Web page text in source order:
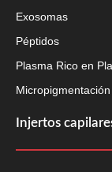
Exosomas
Péptidos
Plasma Rico en
Micropigmentación
Injertos